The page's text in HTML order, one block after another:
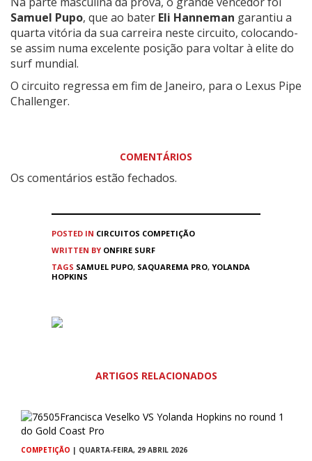
Samuel Pupo, que ao bater Eli Hanneman garantiu a
quarta vitória da sua carreira neste circuito, colocando-
se assim numa excelente posição para voltar à elite do
surf mundial.
O circuito regressa em fim de Janeiro, para o Lexus Pipe
Challenger.
COMENTÁRIOS
Os comentários estão fechados.
POSTED IN CIRCUITOS COMPETIÇÃO
WRITTEN BY ONFIRE SURF
TAGS SAMUEL PUPO, SAQUAREMA PRO, YOLANDA
HOPKINS
ARTIGOS RELACIONADOS
COMPETIÇÃO | QUARTA-FEIRA, 29 ABRIL 2026